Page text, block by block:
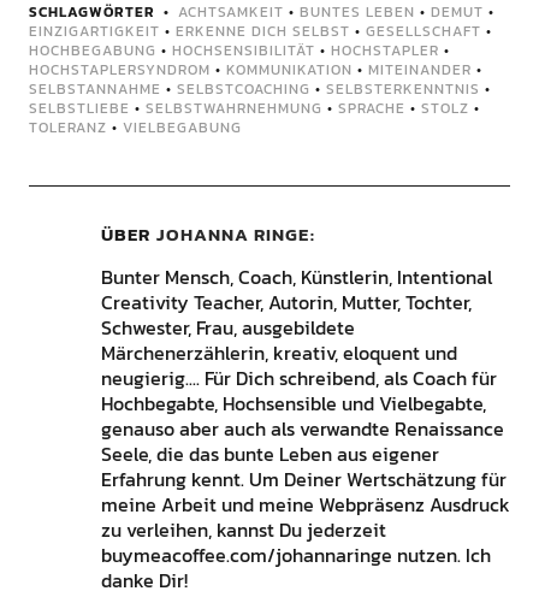
SCHLAGWÖRTER ACHTSAMKEIT • BUNTES LEBEN • DEMUT •
EINZIGARTIGKEIT • ERKENNE DICH SELBST • GESELLSCHAFT •
HOCHBEGABUNG • HOCHSENSIBILITÄT • HOCHSTAPLER •
HOCHSTAPLERSYNDROM • KOMMUNIKATION • MITEINANDER •
SELBSTANNAHME • SELBSTCOACHING • SELBSTERKENNTNIS •
SELBSTLIEBE • SELBSTWAHRNEHMUNG • SPRACHE • STOLZ •
TOLERANZ • VIELBEGABUNG
ÜBER JOHANNA RINGE
Bunter Mensch, Coach, Künstlerin, Intentional
Creativity Teacher, Autorin, Mutter, Tochter,
Schwester, Frau, ausgebildete
Märchenerzählerin, kreativ, eloquent und
neugierig.... Für Dich schreibend, als Coach für
Hochbegabte, Hochsensible und Vielbegabte,
genauso aber auch als verwandte Renaissance
Seele, die das bunte Leben aus eigener
Erfahrung kennt. Um Deiner Wertschätzung für
meine Arbeit und meine Webpräsenz Ausdruck
zu verleihen, kannst Du jederzeit
buymeacoffee.com/johannaringe nutzen. Ich
danke Dir!